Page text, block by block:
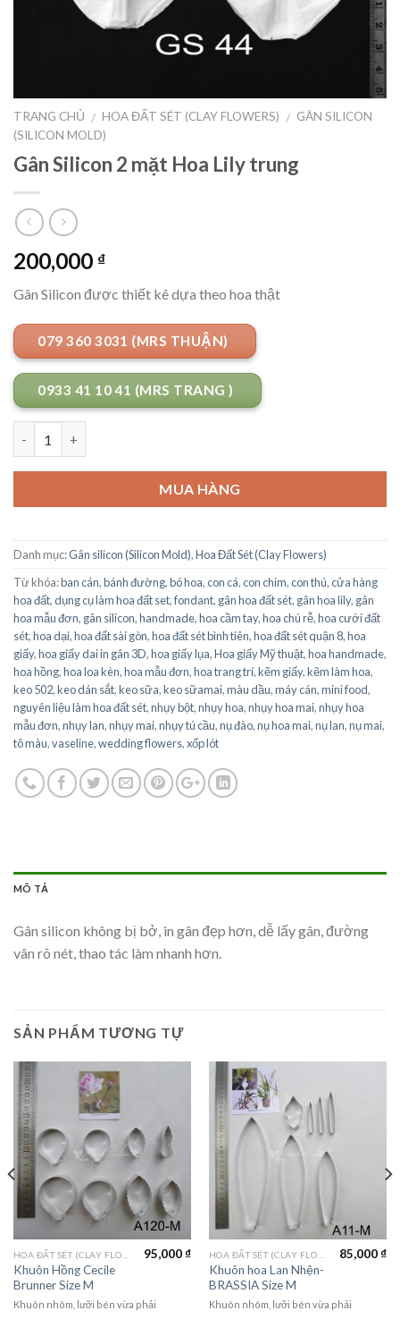
TRANG CHỦ / HOA ĐẤT SÉT (CLAY FLOWERS) / GÂN SILICON
(SILICON MOLD)
Gân Silicon 2 mặt Hoa Lily trung
200,000 ₫
Gân Silicon được thiết kê dựa theo hoa thật
079 360 3031 (MRS THUẬN)
0933 41 10 41 (MRS TRANG )
MUA HÀNG
Danh mục:Gân silicon (Silicon Mold),Hoa Đất Sét (Clay Flowers)
Từ khóa:ban cán,bánh đường,bó hoa,con cá,con chim,con thú,cửa hàng
hoa đất,dụng cụ làm hoa đất set,fondant, gân hoa đất sét, gân hoa lily, gân
hoa mẫu đơn, gân silicon,handmade,hoa cầm tay,hoa chú rễ,hoa cưới đất
sét,hoa dại,hoa đất sài gòn,hoa đất sét bình tiên,hoa đất sét quận 8,hoa
giấy,hoa giấy dai in gân 3D,hoa giấy lụa,Hoa giấy Mỹ thuật,hoa handmade,
hoa hồng,hoa loa kèn,hoa mẫu đơn,hoa trang trí,kẽm giấy,kẽm làm hoa,
keo 502,keo dán sắt,keo sữa,keo sữamai,màu dầu,máy cán,mini food,
nguyên liệu làm hoa đất sét,nhụy bột,nhụy hoa,nhụy hoa mai,nhụy hoa
mẫu đơn,nhụy lan,nhụy mai,nhụy tú cầu,nụ đào,nụ hoa mai,nụ lan,nụ mai,
tô màu,vaseline,wedding flowers,xốp lót
MÔ TẢ
Gân silicon không bị bở, in gân đẹp hơn, dễ lấy gân, đường
vân rõ nét, thao tác làm nhanh hơn.
SẢN PHẨM TƯƠNG TỰ
Khuôn Hồng Cecile
Brunner Size M
95,000₫
Khuôn nhôm, lưỡi bén vừa phải
Khuôn hoa Lan Nhện-
BRASSIA Size M
85,000₫
Khuôn nhôm, lưỡi bén vừa phải